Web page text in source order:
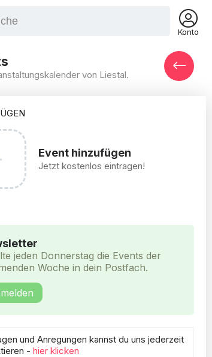
Konto
von Liestal.
Event hinzufügen
Jetzt kostenlos eintragen!
jeden Donnerstag die Events der
Woche in dein Postfach.
und Anregungen kannst du uns jederzeit
- hier klicken